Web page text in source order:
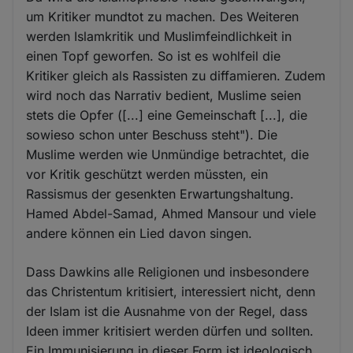
um Kritiker mundtot zu machen. Des Weiteren
werden Islamkritik und Muslimfeindlichkeit in
einen Topf geworfen. So ist es wohlfeil die
Kritiker gleich als Rassisten zu diffamieren. Zudem
wird noch das Narrativ bedient, Muslime seien
stets die Opfer ([...] eine Gemeinschaft [...], die
sowieso schon unter Beschuss steht"). Die
Muslime werden wie Unmündige betrachtet, die
vor Kritik geschützt werden müssten, ein
Rassismus der gesenkten Erwartungshaltung.
Hamed Abdel-Samad, Ahmed Mansour und viele
andere können ein Lied davon singen.
Dass Dawkins alle Religionen und insbesondere
das Christentum kritisiert, interessiert nicht, denn
der Islam ist die Ausnahme von der Regel, dass
Ideen immer kritisiert werden dürfen und sollten.